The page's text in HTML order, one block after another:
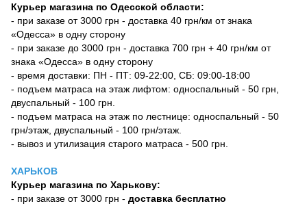
Курьер магазина по Одесской области:
- при заказе от 3000 грн - доставка 40 грн/км от знака
«Одесса» в одну сторону
- при заказе до 3000 грн - доставка 700 грн + 40 грн/км от
знака «Одесса» в одну сторону
- время доставки: ПН - ПТ: 09-22:00, СБ: 09:00-18:00
- подъем матраса на этаж лифтом: односпальный - 50 грн,
двуспальный - 100 грн.
- подъем матраса на этаж по лестнице: односпальный - 50
грн/этаж, двуспальный - 100 грн/этаж.
- вывоз и утилизация старого матраса - 500 грн.
ХАРЬКОВ
Курьер магазина по Харькову:
- при заказе от 3000 грн - доставка бесплатно